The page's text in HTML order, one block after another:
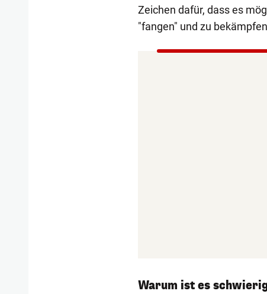
Zeichen dafür, dass es
"fangen" und zu
Warum ist es